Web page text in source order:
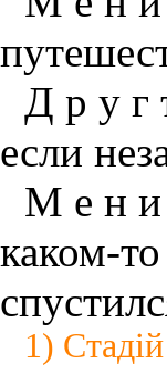
Д р у г
если
М е н и
каком-
1)